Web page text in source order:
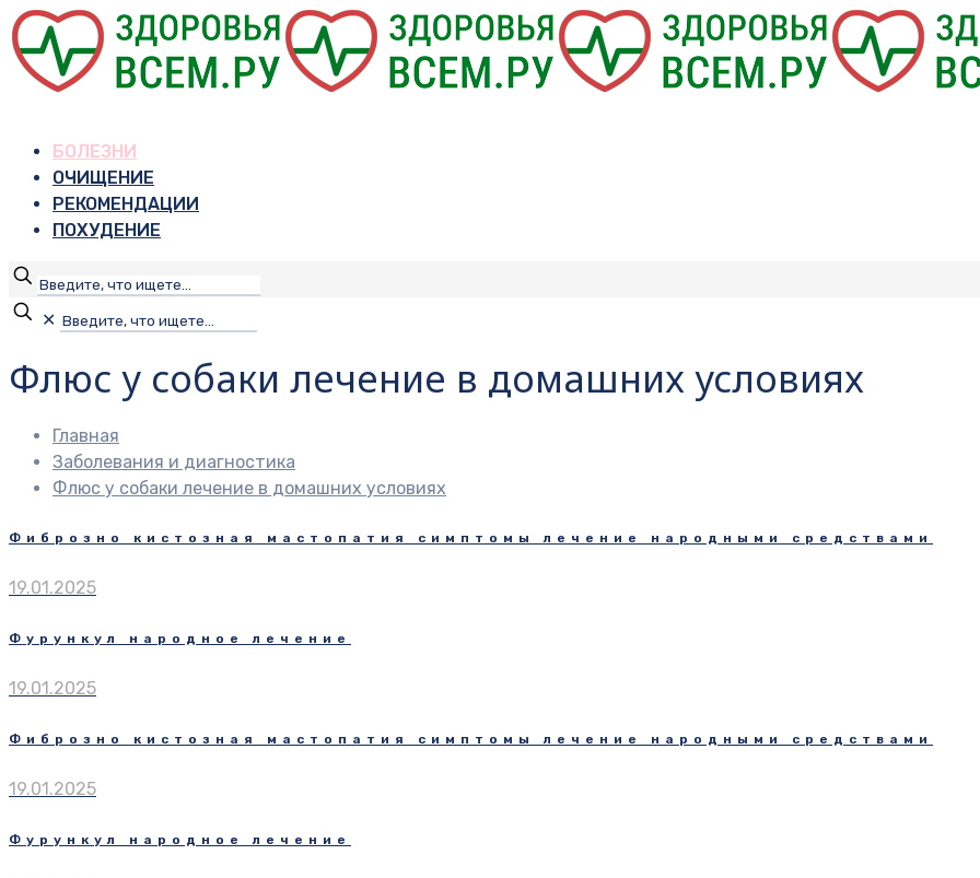
БОЛЕЗНИ
ОЧИЩЕНИЕ
РЕКОМЕНДАЦИИ
ПОХУДЕНИЕ
✕
Флюс у собаки лечение в домашних условиях
Главная
Заболевания и диагностика
Флюс у собаки лечение в домашних условиях
Фиброзно кистозная мастопатия симптомы лечение народными средствами
19.01.2025
Фурункул народное лечение
19.01.2025
Фиброзно кистозная мастопатия симптомы лечение народными средствами
19.01.2025
Фурункул народное лечение